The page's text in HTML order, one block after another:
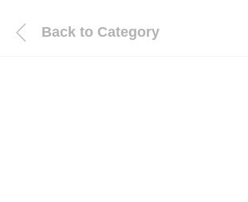
Back to Category